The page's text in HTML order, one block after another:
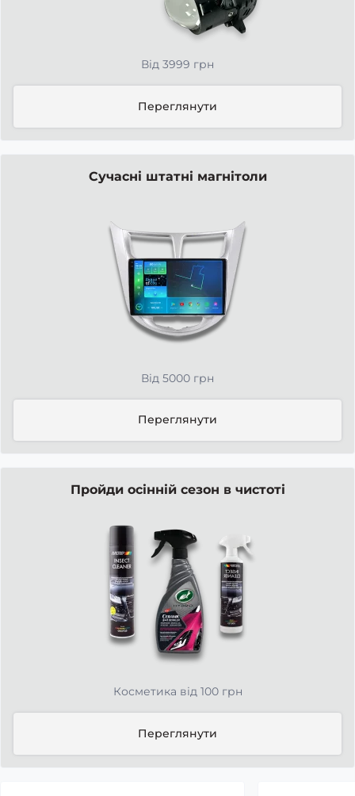
Від 3999 грн
Переглянути
Сучасні штатні магнітоли
Від 5000 грн
Переглянути
Пройди осінній сезон в чистоті
Косметика від 100 грн
Переглянути